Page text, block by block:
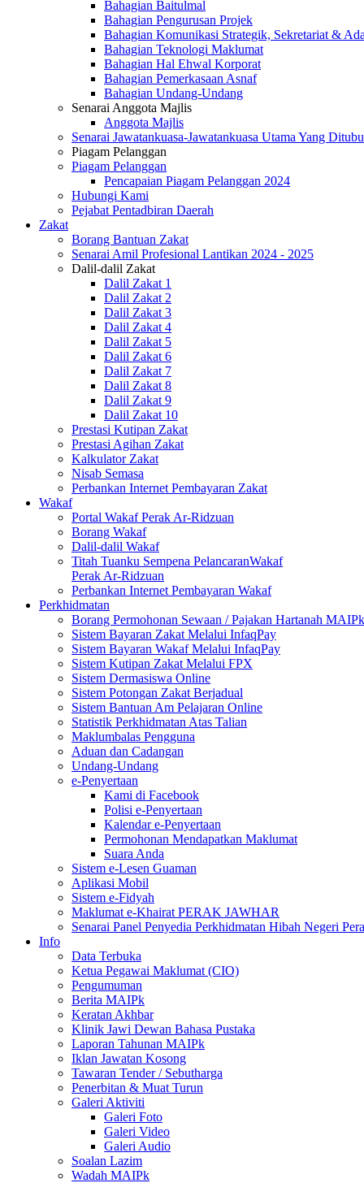
Bahagian Baitulmal
Bahagian Pengurusan Projek
Bahagian Komunikasi Strategik, Sekretariat &
Bahagian Teknologi Maklumat
Bahagian Hal Ehwal Korporat
Bahagian Pemerkasaan Asnaf
Bahagian Undang-Undang
Senarai Anggota Majlis
Anggota Majlis
Senarai Jawatankuasa-Jawatankuasa Utama Yang
Piagam Pelanggan
Piagam Pelanggan
Pencapaian Piagam Pelanggan 2024
Hubungi Kami
Pejabat Pentadbiran Daerah
Zakat
Borang Bantuan Zakat
Senarai Amil Profesional Lantikan 2024 - 2025
Dalil-dalil Zakat
Dalil Zakat 1
Dalil Zakat 2
Dalil Zakat 3
Dalil Zakat 4
Dalil Zakat 5
Dalil Zakat 6
Dalil Zakat 7
Dalil Zakat 8
Dalil Zakat 9
Dalil Zakat 10
Prestasi Kutipan Zakat
Prestasi Agihan Zakat
Kalkulator Zakat
Nisab Semasa
Perbankan Internet Pembayaran Zakat
Wakaf
Portal Wakaf Perak Ar-Ridzuan
Borang Wakaf
Dalil-dalil Wakaf
Titah Tuanku Sempena PelancaranWakaf
Perak Ar-Ridzuan
Perbankan Internet Pembayaran Wakaf
Perkhidmatan
Borang Permohonan Sewaan / Pajakan Hartanah MAIPk
Sistem Bayaran Zakat Melalui InfaqPay
Sistem Bayaran Wakaf Melalui InfaqPay
Sistem Kutipan Zakat Melalui FPX
Sistem Dermasiswa Online
Sistem Potongan Zakat Berjadual
Sistem Bantuan Am Pelajaran Online
Statistik Perkhidmatan Atas Talian
Maklumbalas Pengguna
Aduan dan Cadangan
Undang-Undang
e-Penyertaan
Kami di Facebook
Polisi e-Penyertaan
Kalendar e-Penyertaan
Permohonan Mendapatkan Maklumat
Suara Anda
Sistem e-Lesen Guaman
Aplikasi Mobil
Sistem e-Fidyah
Maklumat e-Khairat PERAK JAWHAR
Senarai Panel Penyedia Perkhidmatan Hibah Negeri
Info
Data Terbuka
Ketua Pegawai Maklumat (CIO)
Pengumuman
Berita MAIPk
Keratan Akhbar
Klinik Jawi Dewan Bahasa Pustaka
Laporan Tahunan MAIPk
Iklan Jawatan Kosong
Tawaran Tender / Sebutharga
Penerbitan & Muat Turun
Galeri Aktiviti
Galeri Foto
Galeri Video
Galeri Audio
Soalan Lazim
Wadah MAIPk